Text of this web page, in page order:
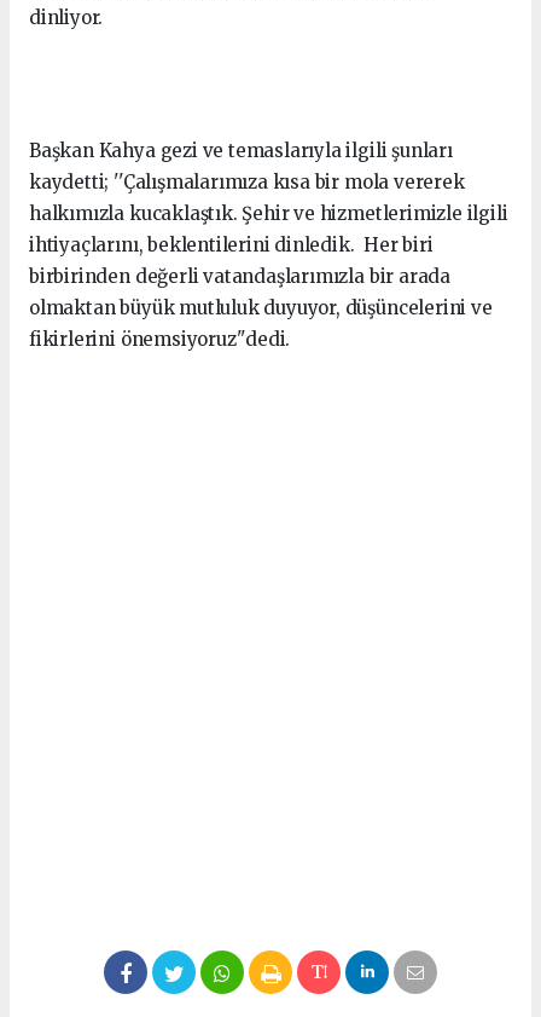
dinliyor.
Başkan Kahya gezi ve temaslarıyla ilgili şunları
kaydetti; ''Çalışmalarımıza kısa bir mola vererek
halkımızla kucaklaştık. Şehir ve hizmetlerimizle ilgili
ihtiyaçlarını, beklentilerini dinledik. Her biri
birbirinden değerli vatandaşlarımızla bir arada
olmaktan büyük mutluluk duyuyor, düşüncelerini ve
fikirlerini önemsiyoruz''dedi.